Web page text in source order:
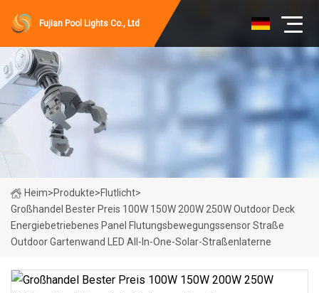
Fujian Pool Lights Co., Ltd
Heim>Produkte>Flutlicht>
Großhandel Bester Preis 100W 150W 200W 250W Outdoor Deck
Energiebetriebenes Panel Flutungsbewegungssensor Straße
Outdoor Gartenwand LED All-In-One-Solar-Straßenlaterne